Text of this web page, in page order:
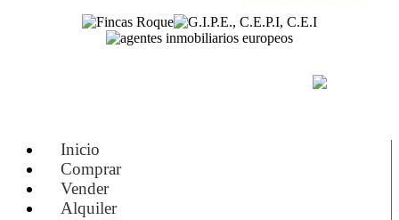
Inicio
Comprar
Vender
Alquiler